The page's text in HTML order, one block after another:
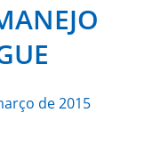
de 2015